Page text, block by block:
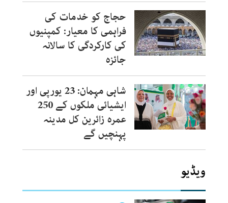
حجاج کو خدمات کی
فراہمی کا معیار: کمپنیوں
کی کارکردگی کا سالانہ
جائزہ
شاہی مہمان: 23 یورپی اور
ایشیائی ملکوں کے 250
عمرہ زائرین کل مدینہ
پہنچیں گے
ویڈیو